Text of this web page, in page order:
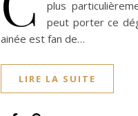
plus
peut porter ce
ainée est fan de…
LIRE LA SUITE